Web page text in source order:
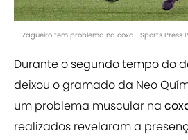
Zagueiro tem problema na coxa | Sports Press
Durante o segundo tempo do
deixou o gramado da Neo
um problema muscular na
realizados revelaram a